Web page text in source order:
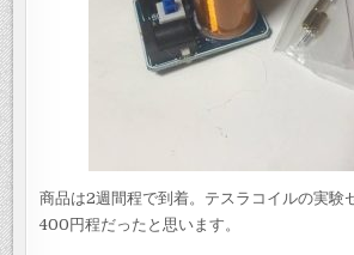
商品は2週間程で到着。テスラコイルの実験
400円程だったと思います。